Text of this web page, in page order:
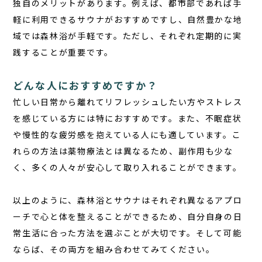
独自のメリットがあります。例えば、都市部であれば手
軽に利用できるサウナがおすすめですし、自然豊かな地
域では森林浴が手軽です。ただし、それぞれ定期的に実
践することが重要です。
どんな人におすすめですか？
忙しい日常から離れてリフレッシュしたい方やストレス
を感じている方には特におすすめです。また、不眠症状
や慢性的な疲労感を抱えている人にも適しています。こ
れらの方法は薬物療法とは異なるため、副作用も少な
く、多くの人々が安心して取り入れることができます。
以上のように、森林浴とサウナはそれぞれ異なるアプロ
ーチで心と体を整えることができるため、自分自身の日
常生活に合った方法を選ぶことが大切です。そして可能
ならば、その両方を組み合わせてみてください。